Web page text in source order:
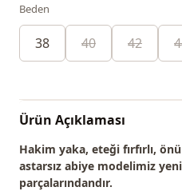
Beden
38 40 42
Ürün Açıklaması
Hakim yaka, eteği fırfırlı,
astarsız abiye modelimiz
parçalarındandır.